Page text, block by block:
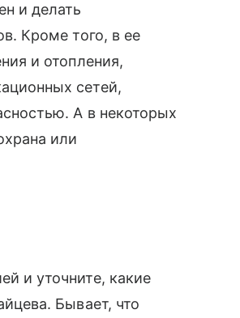
и делать
Кроме того, в ее
и отопления,
сетей,
А в некоторых
или
и уточните, какие
Бывает, что